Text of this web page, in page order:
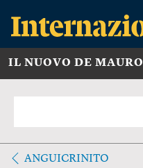
IL NUOVO DE MAURO
ANGUICRINITO